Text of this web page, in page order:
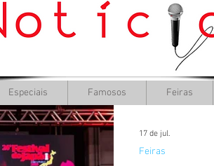
Feiras
17 de jul.
Especiais Famosos Feiras